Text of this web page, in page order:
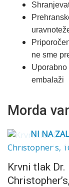
ne sme
embalaži
Morda
NI NA
Krvni tlak Dr.